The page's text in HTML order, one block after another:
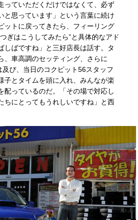
っていただくだけではなくて、必ず
と思っています」という言葉に続け
ットに戻ってきたら、フィーリング
ぎはこうしてみたら”と具体的なアド
しばですね」と三好店長は話す。タ
、車高調のセッティング、さらに
及び、当日のコクピット56スタッフ
子とタイムを頭に入れ、みんなが楽
配っているのだ。「その場で対応し
ちにとってもうれしいですね」と西